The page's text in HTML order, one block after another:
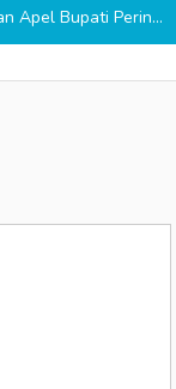
Peringati Hari Santri